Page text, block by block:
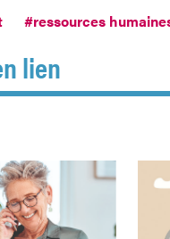
#ressources
lien